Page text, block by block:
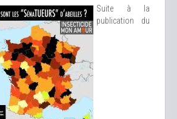
Suite à la
publication du